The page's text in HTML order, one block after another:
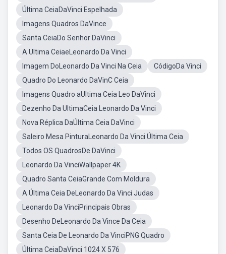
Última CeiaDaVinci Espelhada
Imagens Quadros DaVince
Santa CeiaDo Senhor DaVinci
A Ultima CeiaeLeonardo Da Vinci
Imagem DoLeonardo Da Vinci Na Ceia
CódigoDa Vinci
Quadro Do Leonardo DaVinC Ceia
Imagens Quadro aUltima Ceia Leo DaVinci
Dezenho Da UltimaCeia Leonardo Da Vinci
Nova Réplica DaÚltima Ceia DaVinci
Saleiro Mesa PinturaLeonardo Da Vinci Última Ceia
Todos OS QuadrosDe DaVinci
Leonardo Da VinciWallpaper 4K
Quadro Santa CeiaGrande Com Moldura
A Última Ceia DeLeonardo Da Vinci Judas
Leonardo Da VinciPrincipais Obras
Desenho DeLeonardo Da Vince Da Ceia
Santa Ceia De Leonardo Da VinciPNG Quadro
Última CeiaDaVinci 1024 X 576